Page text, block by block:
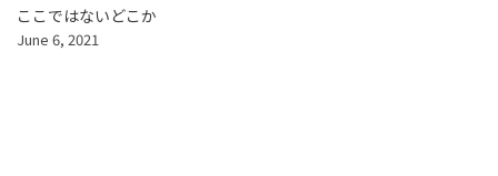
ここではないどこか
June 6, 2021